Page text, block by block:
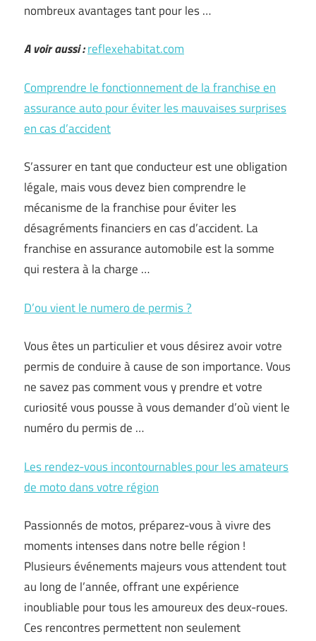
nombreux avantages tant pour les …
A voir aussi :reflexehabitat.com
Comprendre le fonctionnement de la franchise en
assurance auto pour éviter les mauvaises surprises
en cas d’accident
S’assurer en tant que conducteur est une obligation
légale, mais vous devez bien comprendre le
mécanisme de la franchise pour éviter les
désagréments financiers en cas d’accident. La
franchise en assurance automobile est la somme
qui restera à la charge …
D’ou vient le numero de permis ?
Vous êtes un particulier et vous désirez avoir votre
permis de conduire à cause de son importance. Vous
ne savez pas comment vous y prendre et votre
curiosité vous pousse à vous demander d’où vient le
numéro du permis de …
Les rendez-vous incontournables pour les amateurs
de moto dans votre région
Passionnés de motos, préparez-vous à vivre des
moments intenses dans notre belle région !
Plusieurs événements majeurs vous attendent tout
au long de l’année, offrant une expérience
inoubliable pour tous les amoureux des deux-roues.
Ces rencontres permettent non seulement